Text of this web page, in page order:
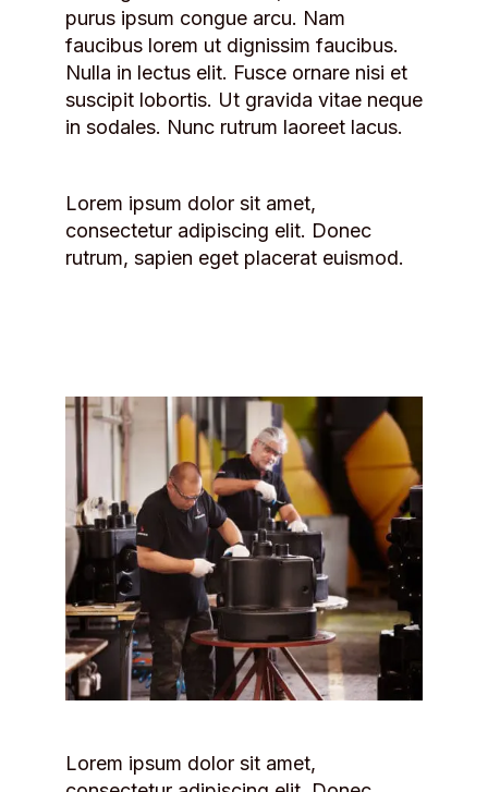
purus ipsum congue arcu. Nam
faucibus lorem ut dignissim faucibus.
Nulla in lectus elit. Fusce ornare nisi et
suscipit lobortis. Ut gravida vitae neque
in sodales. Nunc rutrum laoreet lacus.
Lorem ipsum dolor sit amet,
consectetur adipiscing elit. Donec
rutrum, sapien eget placerat euismod.
Lorem ipsum dolor sit amet,